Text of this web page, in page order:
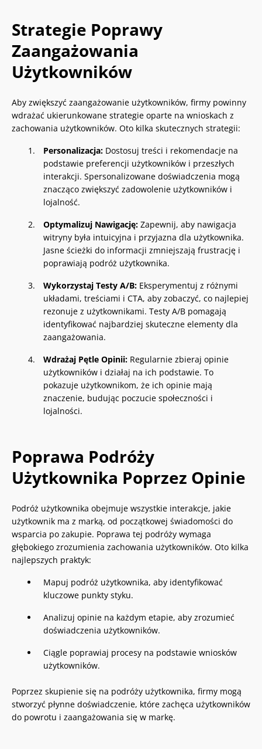
Strategie Poprawy
Zaangażowania
Użytkowników
Aby zwiększyć zaangażowanie użytkowników, firmy powinny
wdrażać ukierunkowane strategie oparte na wnioskach z
zachowania użytkowników. Oto kilka skutecznych strategii:
Personalizacja: Dostosuj treści i rekomendacje na
podstawie preferencji użytkowników i przeszłych
interakcji. Spersonalizowane doświadczenia mogą
znacząco zwiększyć zadowolenie użytkowników i
lojalność.
Optymalizuj Nawigację: Zapewnij, aby nawigacja
witryny była intuicyjna i przyjazna dla użytkownika.
Jasne ścieżki do informacji zmniejszają frustrację i
poprawiają podróż użytkownika.
Wykorzystaj Testy A/B: Eksperymentuj z różnymi
układami, treściami i CTA, aby zobaczyć, co najlepiej
rezonuje z użytkownikami. Testy A/B pomagają
identyfikować najbardziej skuteczne elementy dla
zaangażowania.
Wdrażaj Pętle Opinii: Regularnie zbieraj opinie
użytkowników i działaj na ich podstawie. To
pokazuje użytkownikom, że ich opinie mają
znaczenie, budując poczucie społeczności i
lojalności.
Poprawa Podróży
Użytkownika Poprzez Opinie
Podróż użytkownika obejmuje wszystkie interakcje, jakie
użytkownik ma z marką, od początkowej świadomości do
wsparcia po zakupie. Poprawa tej podróży wymaga
głębokiego zrozumienia zachowania użytkowników. Oto kilka
najlepszych praktyk:
Mapuj podróż użytkownika, aby identyfikować
kluczowe punkty styku.
Analizuj opinie na każdym etapie, aby zrozumieć
doświadczenia użytkowników.
Ciągle poprawiaj procesy na podstawie wniosków
użytkowników.
Poprzez skupienie się na podróży użytkownika, firmy mogą
stworzyć płynne doświadczenie, które zachęca użytkowników
do powrotu i zaangażowania się w markę.